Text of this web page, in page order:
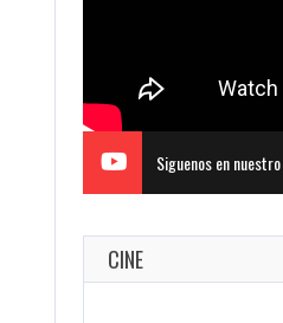
Siguenos en
CINE